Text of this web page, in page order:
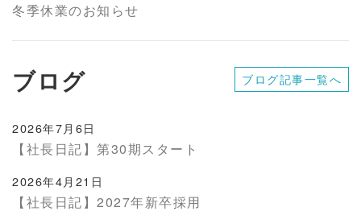
冬季休業のお知らせ
ブログ ブログ記事一覧へ
2026年7月6日
【社長日記】第30期スタート
2026年4月21日
【社長日記】2027年新卒採用